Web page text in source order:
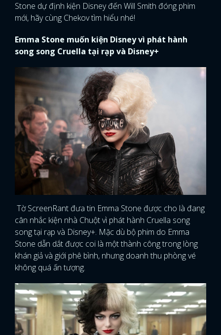
Stone dự định kiện Disney đến Will Smith đóng phim
mới, hãy cùng Chekov tìm hiểu nhé!
Emma Stone muốn kiện Disney vì phát hành
song song Cruella tại rạp và Disney+
Tờ ScreenRant đưa tin Emma Stone được cho là đang
cân nhắc kiện nhà Chuột vì phát hành Cruella song
song tại rạp và Disney+. Mặc dù bộ phim do Emma
Stone dẫn dắt được coi là một thành công trong lòng
khán giả và giới phê bình, nhưng doanh thu phòng vé
không quá ấn tượng.